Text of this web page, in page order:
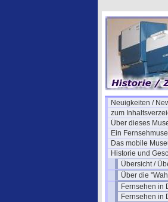
Neuigkeiten /
zum
Über dieses
Ein
Das mobile
Historie und
Übersicht /
Über die
Fernsehen in
Fernsehen in